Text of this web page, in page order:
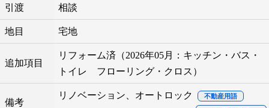
引渡 相談
地目 宅地
追加項目
リフォーム済（2026年05月：キッチン・バス・
トイレ フローリング・クロス）
備考
リノベーション、オートロック 不動産用語